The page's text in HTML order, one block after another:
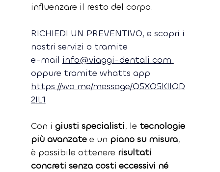
influenzare il resto del corpo.
RICHIEDI UN PREVENTIVO, e scopri i
nostri servizi o tramite
e-mail info@viaggi-dentali.com
oppure tramite whatts app
https://wa.me/message/Q5XO5KIIQD
2IL1
Con i giusti specialisti, le tecnologie
più avanzate e un piano su misura,
è possibile ottenere risultati
concreti senza costi eccessivi né